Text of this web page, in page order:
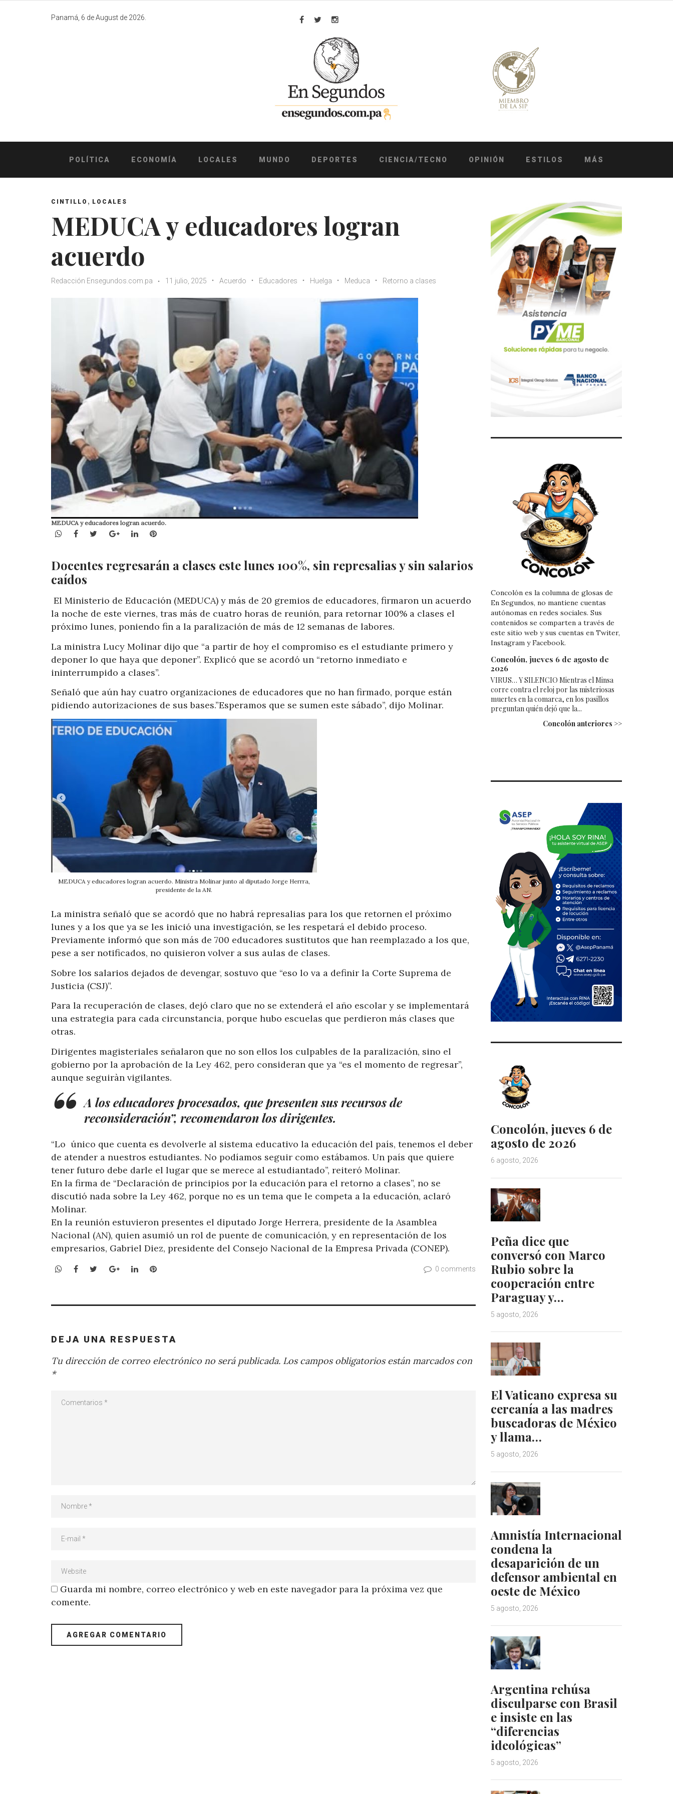
Panamá, 6 de August de 2026.
Facebook
TwitterInstagram
POLÍTICA ECONOMÍA LOCALES MUNDO DEPORTES CIENCIA/TECNO OPINIÓN ESTILOS MÁS
CINTILLO , LOCALES
MEDUCA y educadores logran
acuerdo
Redacción Ensegundos.com.pa 11 julio, 2025 Acuerdo Educadores Huelga Meduca Retorno a clases
MEDUCA y educadores logran acuerdo.
WhatsApp
Facebook
TwitterGoogle+LinkedInPinterest
Docentes regresarán a clases este lunes 100%, sin represalias y sin salarios
caídos
El Ministerio de Educación (MEDUCA) y más de 20 gremios de educadores, firmaron un acuerdo
la noche de este viernes, tras más de cuatro horas de reunión, para retornar 100% a clases el
próximo lunes, poniendo fin a la paralización de más de 12 semanas de labores.
La ministra Lucy Molinar dijo que “a partir de hoy el compromiso es el estudiante primero y
deponer lo que haya que deponer”. Explicó que se acordó un “retorno inmediato e
ininterrumpido a clases”.
Señaló que aún hay cuatro organizaciones de educadores que no han firmado, porque están
pidiendo autorizaciones de sus bases.”Esperamos que se sumen este sábado”, dijo Molinar.
MEDUCA y educadores logran acuerdo. Ministra Molinar junto al diputado Jorge Herrra,
presidente de la AN.
La ministra señaló que se acordó que no habrá represalias para los que retornen el próximo
lunes y a los que ya se les inició una investigación, se les respetará el debido proceso.
Previamente informó que son más de 700 educadores sustitutos que han reemplazado a los que,
pese a ser notificados, no quisieron volver a sus aulas de clases.
Sobre los salarios dejados de devengar, sostuvo que “eso lo va a definir la Corte Suprema de
Justicia (CSJ)”.
Para la recuperación de clases, dejó claro que no se extenderá el año escolar y se implementará
una estrategia para cada circunstancia, porque hubo escuelas que perdieron más clases que
otras.
Dirigentes magisteriales señalaron que no son ellos los culpables de la paralización, sino el
gobierno por la aprobación de la Ley 462, pero consideran que ya “es el momento de regresar”,
aunque seguiràn vigilantes.
A los educadores procesados, que presenten sus recursos de
reconsideración”, recomendaron los dirigentes.
“Lo único que cuenta es devolverle al sistema educativo la educación del país, tenemos el deber
de atender a nuestros estudiantes. No podíamos seguir como estábamos. Un país que quiere
tener futuro debe darle el lugar que se merece al estudiantado”, reiteró Molinar.
En la firma de “Declaración de principios por la educación para el retorno a clases”, no se
discutió nada sobre la Ley 462, porque no es un tema que le competa a la educación, aclaró
Molinar.
En la reunión estuvieron presentes el diputado Jorge Herrera, presidente de la Asamblea
Nacional (AN), quien asumió un rol de puente de comunicación, y en representación de los
empresarios, Gabriel Diez, presidente del Consejo Nacional de la Empresa Privada (CONEP).
WhatsApp
Facebook
TwitterGoogle+LinkedInPinterest 0 comments
DEJA UNA RESPUESTA
Tu dirección de correo electrónico no será publicada. Los campos obligatorios están marcados con
*
Guarda mi nombre, correo electrónico y web en este navegador para la próxima vez que
comente.
Concolón es la columna de glosas de
En Segundos, no mantiene cuentas
autónomas en redes sociales. Sus
contenidos se comparten a través de
este sitio web y sus cuentas en Twiter,
Instagram y Facebook.
Concolón, jueves 6 de agosto de
2026
VIRUS… Y SILENCIO Mientras el Minsa
corre contra el reloj por las misteriosas
muertes en la comarca, en los pasillos
preguntan quién dejó que la...
Concolón anteriores >>
Concolón, jueves 6 de
agosto de 2026
6 agosto, 2026
Peña dice que
conversó con Marco
Rubio sobre la
cooperación entre
Paraguay y…
5 agosto, 2026
El Vaticano expresa su
cercanía a las madres
buscadoras de México
y llama…
5 agosto, 2026
Amnistía Internacional
condena la
desaparición de un
defensor ambiental en
oeste de México
5 agosto, 2026
Argentina rehúsa
disculparse con Brasil
e insiste en las
“diferencias
ideológicas”
5 agosto, 2026